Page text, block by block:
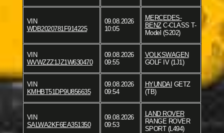
VIN
WDB2020781F914225
09.08.2026
10:05
MERCEDES-
BENZC-CLASS T-
Model (S202)
VIN
WVWZZZ1JZ1W630470
09.08.2026
09:55
VOLKSWAGEN
GOLF IV (1J1)
VIN
KMHBT51DP9U856635
09.08.2026
09:54
HYUNDAI GETZ
(TB)
VIN
SALWA2KF6EA351350
09.08.2026
09:53
LAND ROVER
RANGE ROVER
SPORT (L494)